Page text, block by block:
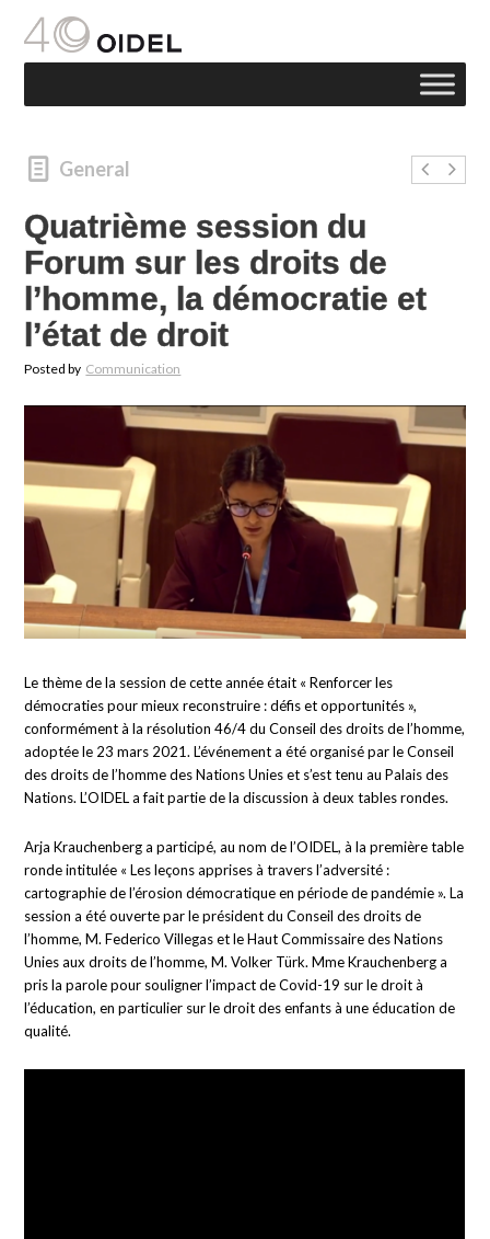
General
Quatrième session du
Forum sur les droits de
l’homme, la démocratie et
l’état de droit
Posted by Communication
Le thème de la session de cette année était « Renforcer les
démocraties pour mieux reconstruire : défis et opportunités »,
conformément à la résolution 46/4 du Conseil des droits de l’homme,
adoptée le 23 mars 2021. L’événement a été organisé par le Conseil
des droits de l’homme des Nations Unies et s’est tenu au Palais des
Nations. L’OIDEL a fait partie de la discussion à deux tables rondes.
Arja Krauchenberg a participé, au nom de l’OIDEL, à la première table
ronde intitulée « Les leçons apprises à travers l’adversité :
cartographie de l’érosion démocratique en période de pandémie ». La
session a été ouverte par le président du Conseil des droits de
l’homme, M. Federico Villegas et le Haut Commissaire des Nations
Unies aux droits de l’homme, M. Volker Türk. Mme Krauchenberg a
pris la parole pour souligner l’impact de Covid-19 sur le droit à
l’éducation, en particulier sur le droit des enfants à une éducation de
qualité.